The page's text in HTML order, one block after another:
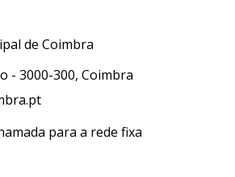
de Coimbra
- 3000-300, Coimbra
para a rede fixa